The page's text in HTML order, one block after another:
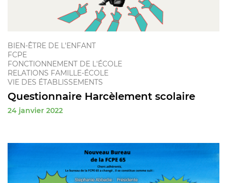
BIEN-ÊTRE DE L'ENFANT
FCPE
FONCTIONNEMENT DE L'ÉCOLE
RELATIONS FAMILLE-ÉCOLE
VIE DES ÉTABLISSEMENTS
Questionnaire Harcèlement scolaire
24 janvier 2022